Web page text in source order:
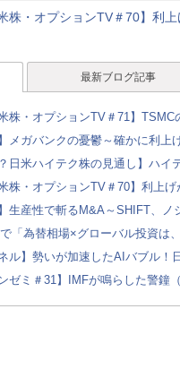
株・オプションTV＃70】利
最新ブログ記事
株・オプションTV＃71】
メガバンクの憂鬱～確かに利上
日米ハイテク株の見通し】ハイ
株・オプションTV＃70】利上
生産性で斬るM&A～SHIFT、
「為替相場×グローバル投資は
ル】勢いが加速したAIバブル！
ゼミ＃31】IMFが鳴らした警鐘